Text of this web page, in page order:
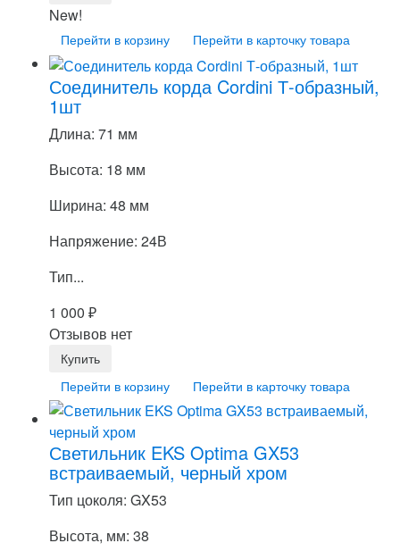
New!
Перейти в корзину Перейти в карточку товара
Соединитель корда Cordini Т-образный,
1шт
Длина: 71 мм
Высота: 18 мм
Ширина: 48 мм
Напряжение: 24В
Тип...
1 000 ₽
Отзывов нет
Перейти в корзину Перейти в карточку товара
Светильник EKS Optima GX53
встраиваемый, черный хром
Тип цоколя: GX53
Высота, мм: 38